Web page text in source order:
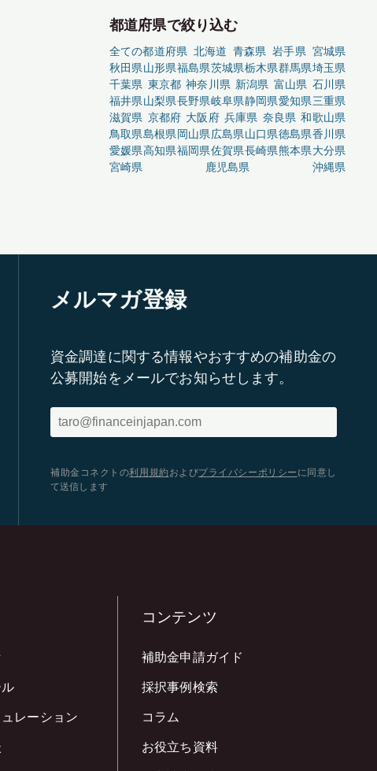
都道府県で絞り込む
全ての都道府県 北海道 青森県 岩手県 宮城県
秋田県山形県福島県茨城県栃木県群馬県埼玉県
千葉県 東京都 神奈川県 新潟県 富山県 石川県
福井県山梨県長野県岐阜県静岡県愛知県三重県
滋賀県 京都府 大阪府 兵庫県 奈良県 和歌山県
鳥取県島根県岡山県広島県山口県徳島県香川県
愛媛県高知県福岡県佐賀県長崎県熊本県大分県
宮崎県
鹿児島県 沖縄県
メルマガ登録
資金調達に関する情報やおすすめの補助金の
公募開始をメールでお知らせします。
補助金コネクトの利用規約 およびプライバシーポリシー に同意し
て送信します
レーション
コンテンツ
補助金申請ガイド
採択事例検索
コラム
お役立ち資料